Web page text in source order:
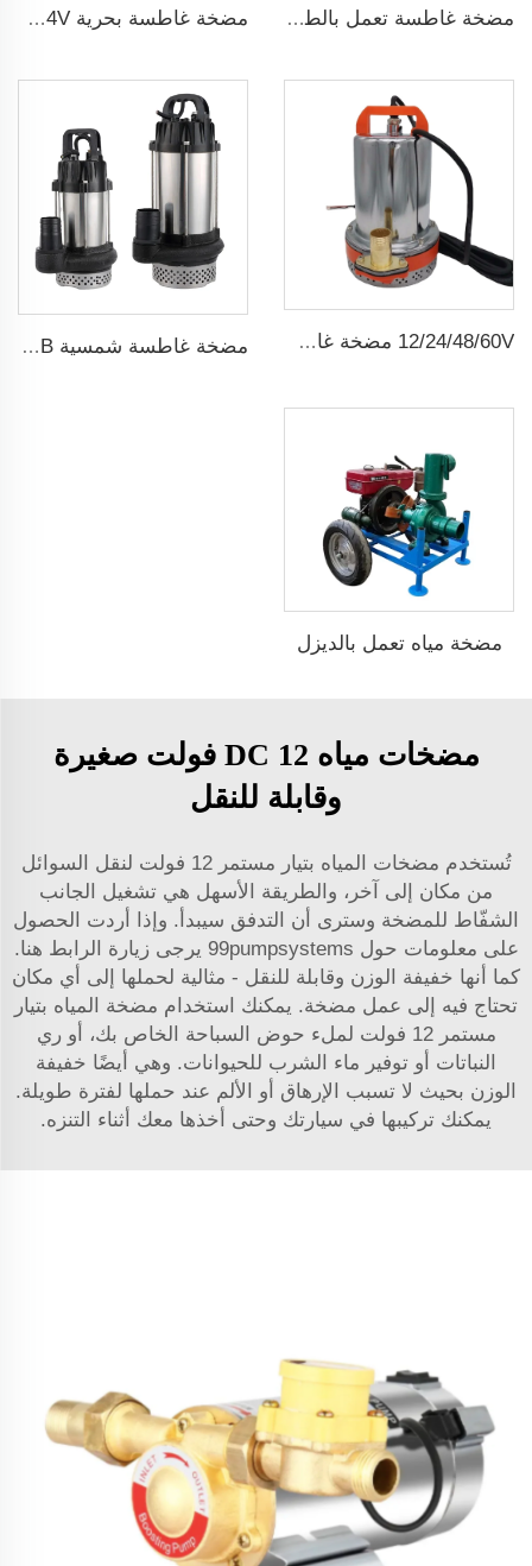
مضخة غاطسة تعمل بالطاقة الشمسية لآبار المياه العميقة DC مضخة غاطسة بحرية 12/24V لتصريف المياه
12/24/48/60V مضخة غاطسة شمسية صغيرة dc ذات فرشاة مضخة غاطسة شمسية ZQB مضخة ري لمياه الري
مضخة مياه تعمل بالديزل
مضخات مياه DC 12 فولت صغيرة
وقابلة للنقل
تُستخدم مضخات المياه بتيار مستمر 12 فولت لنقل السوائل
من مكان إلى آخر، والطريقة الأسهل هي تشغيل الجانب
الشفّاط للمضخة وسترى أن التدفق سيبدأ. وإذا أردت الحصول
على معلومات حول 99pumpsystems يرجى زيارة الرابط هنا.
كما أنها خفيفة الوزن وقابلة للنقل - مثالية لحملها إلى أي مكان
تحتاج فيه إلى عمل مضخة. يمكنك استخدام مضخة المياه بتيار
مستمر 12 فولت لملء حوض السباحة الخاص بك، أو ري
النباتات أو توفير ماء الشرب للحيوانات. وهي أيضًا خفيفة
الوزن بحيث لا تسبب الإرهاق أو الألم عند حملها لفترة طويلة.
يمكنك تركيبها في سيارتك وحتى أخذها معك أثناء التنزه.